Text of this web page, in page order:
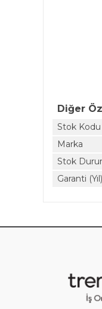
Diğer
Stok Kodu
Marka
Stok
Garanti (Yıl)